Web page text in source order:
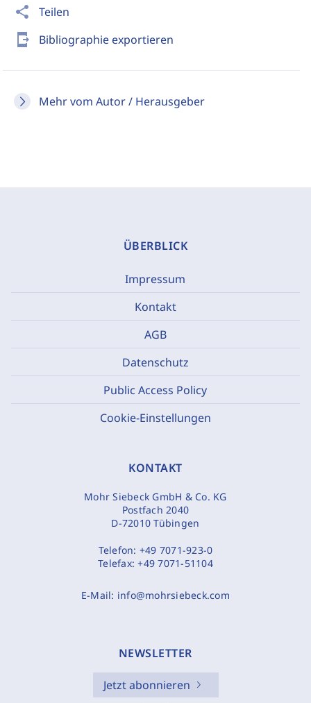
share Teilen
send_to_mobile Bibliographie exportieren
Mehr vom Autor / Herausgeber
ÜBERBLICK
Impressum
Kontakt
AGB
Datenschutz
Public Access Policy
Cookie-Einstellungen
KONTAKT
Mohr Siebeck GmbH & Co. KG
Postfach 2040
D-72010 Tübingen
Telefon: +49 7071-923-0
Telefax:+49 7071-51104
E-Mail: info@mohrsiebeck.com
NEWSLETTER
Jetzt abonnieren